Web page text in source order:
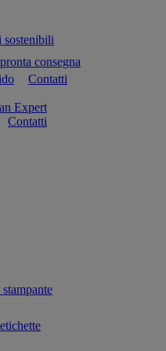
sostenibili
consegna
Contatti
Expert
Contatti